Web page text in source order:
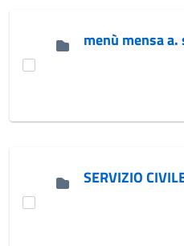
menù mensa
SERVIZIO